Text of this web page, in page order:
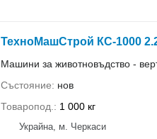
ТехноМашСтрой КС-1000
Машини за животновъдство -
Състояние
нов
Товаропод.
1 000 кг
Украйна, м. Черкаси